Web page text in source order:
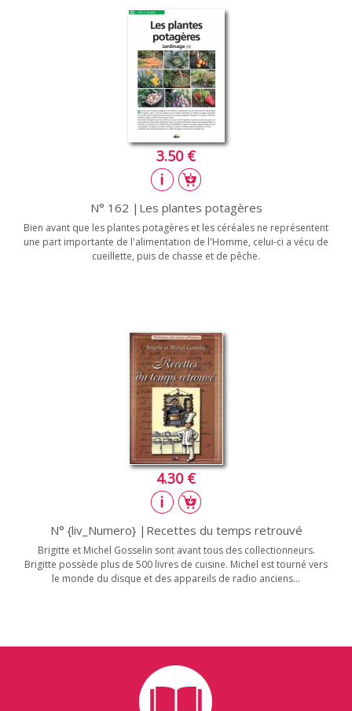
3.50 €
N° 162 |Les plantes potagères
Bien avant que les plantes potagères et les céréales ne représentent
une part importante de l'alimentation de l'Homme, celui-ci a vécu de
cueillette, puis de chasse et de pêche.
4.30 €
N° {liv_Numero} |Recettes du temps retrouvé
Brigitte et Michel Gosselin sont avant tous des collectionneurs.
Brigitte possède plus de 500 livres de cuisine. Michel est tourné vers
le monde du disque et des appareils de radio anciens...